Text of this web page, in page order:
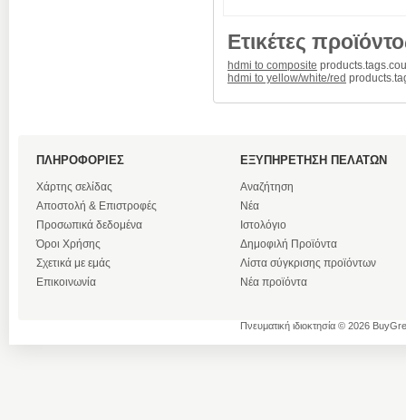
Ετικέτες
hdmi to composite
hdmi to yellow/white/red
ΠΛΗΡΟΦΟΡΙΕΣ
Χάρτης σελίδας
Αποστολή & Επιστροφές
Προσωπικά δεδομένα
Όροι Χρήσης
Σχετικά με εμάς
Επικοινωνία
ΕΞΥΠΗΡΕΤΗΣΗ ΠΕΛΑΤΩΝ
Αναζήτηση
Νέα
Ιστολόγιο
Δημοφιλή Προϊόντα
Λίστα σύγκρισης προϊόντων
Νέα προϊόντα
Πνευματική ιδιοκτησία © 2026